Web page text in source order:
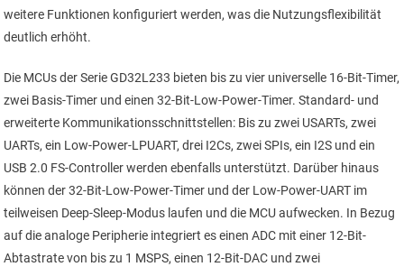
weitere Funktionen konfiguriert werden, was die Nutzungsflexibilität
deutlich erhöht.
Die MCUs der Serie GD32L233 bieten bis zu vier universelle 16-Bit-Timer,
zwei Basis-Timer und einen 32-Bit-Low-Power-Timer. Standard- und
erweiterte Kommunikations­schnitt­stellen: Bis zu zwei USARTs, zwei
UARTs, ein Low-Power-LPUART, drei I2Cs, zwei SPIs, ein I2S und ein
USB 2.0 FS-Controller werden ebenfalls unterstützt. Darüber hinaus
können der 32-Bit-Low-Power-Timer und der Low-Power-UART im
teilweisen Deep-Sleep-Modus laufen und die MCU aufwecken. In Bezug
auf die analoge Peripherie integriert es einen ADC mit einer 12-Bit-
Abtastrate von bis zu 1 MSPS, einen 12-Bit-DAC und zwei